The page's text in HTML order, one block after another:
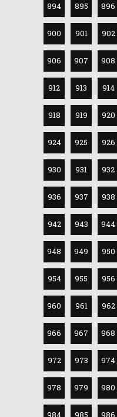
894 895 896
900 901 902
906 907 908
912 913 914
918 919 920
924 925 926
930 931 932
936 937 938
942 943 944
948 949 950
954 955 956
960 961 962
966 967 968
972 973 974
978 979 980